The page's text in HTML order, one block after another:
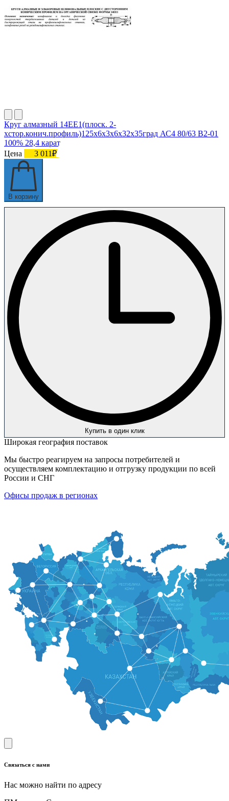
Круг алмазный 14ЕЕ1(плоск. 2-
хстор.конич.профиль)125х6х3х6х32х35град АС4 80/63 В2-01
100% 28,4 карат
Цена
3 011₽
В корзину
Купить в один клик
Широкая география поставок
Мы быстро реагируем на запросы потребителей и
осуществляем комплектацию и отгрузку продукции по всей
России и СНГ
Офисы продаж в регионах
Связаться с нами
Нас можно найти по адресу